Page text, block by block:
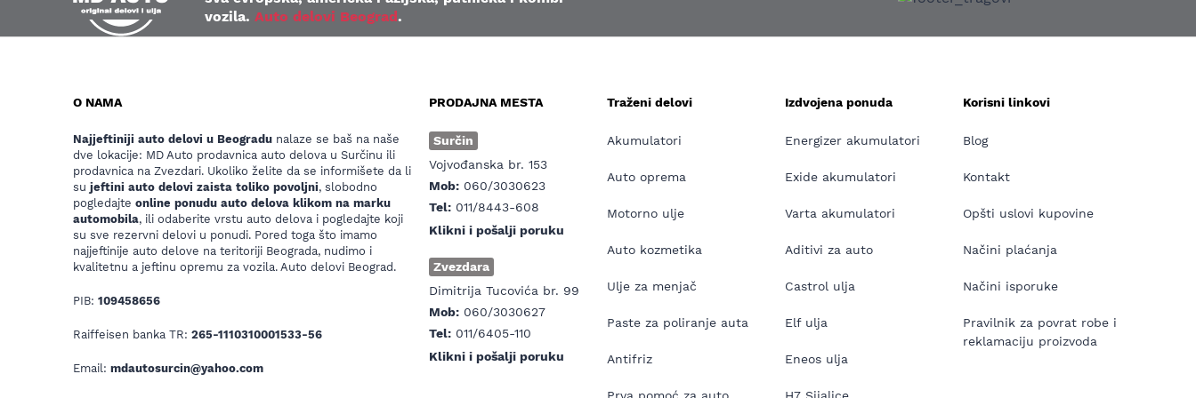
vozila. Auto delovi Beograd.
O NAMA
Najjeftiniji auto delovi u Beogradu nalaze se baš na naše
dve lokacije: MD Auto prodavnica auto delova u Surčinu ili
prodavnica na Zvezdari. Ukoliko želite da se informišete da li
su jeftini auto delovi zaista toliko povoljni, slobodno
pogledajte online ponudu auto delova klikom na marku
automobila, ili odaberite vrstu auto delova i pogledajte koji
su sve rezervni delovi u ponudi. Pored toga što imamo
najjeftinije auto delove na teritoriji Beograda, nudimo i
kvalitetnu a jeftinu opremu za vozila. Auto delovi Beograd.
PIB: 109458656
Raiffeisen banka TR: 265-1110310001533-56
Email: mdautosurcin@yahoo.com
PRODAJNA MESTA
Surčin
Vojvođanska br. 153
Mob: 060/3030623
Tel: 011/8443-608
Klikni i pošalji poruku
Zvezdara
Dimitrija Tucovića br. 99
Mob: 060/3030627
Tel: 011/6405-110
Klikni i pošalji poruku
Traženi delovi
Akumulatori
Auto oprema
Motorno ulje
Auto kozmetika
Ulje za menjač
Paste za poliranje auta
Antifriz
Izdvojena ponuda
Energizer akumulatori
Exide akumulatori
Varta akumulatori
Aditivi za auto
Castrol ulja
Elf ulja
Eneos ulja
Korisni linkovi
Blog
Kontakt
Opšti uslovi kupovine
Načini plaćanja
Načini isporuke
Pravilnik za povrat robe i
reklamaciju proizvoda